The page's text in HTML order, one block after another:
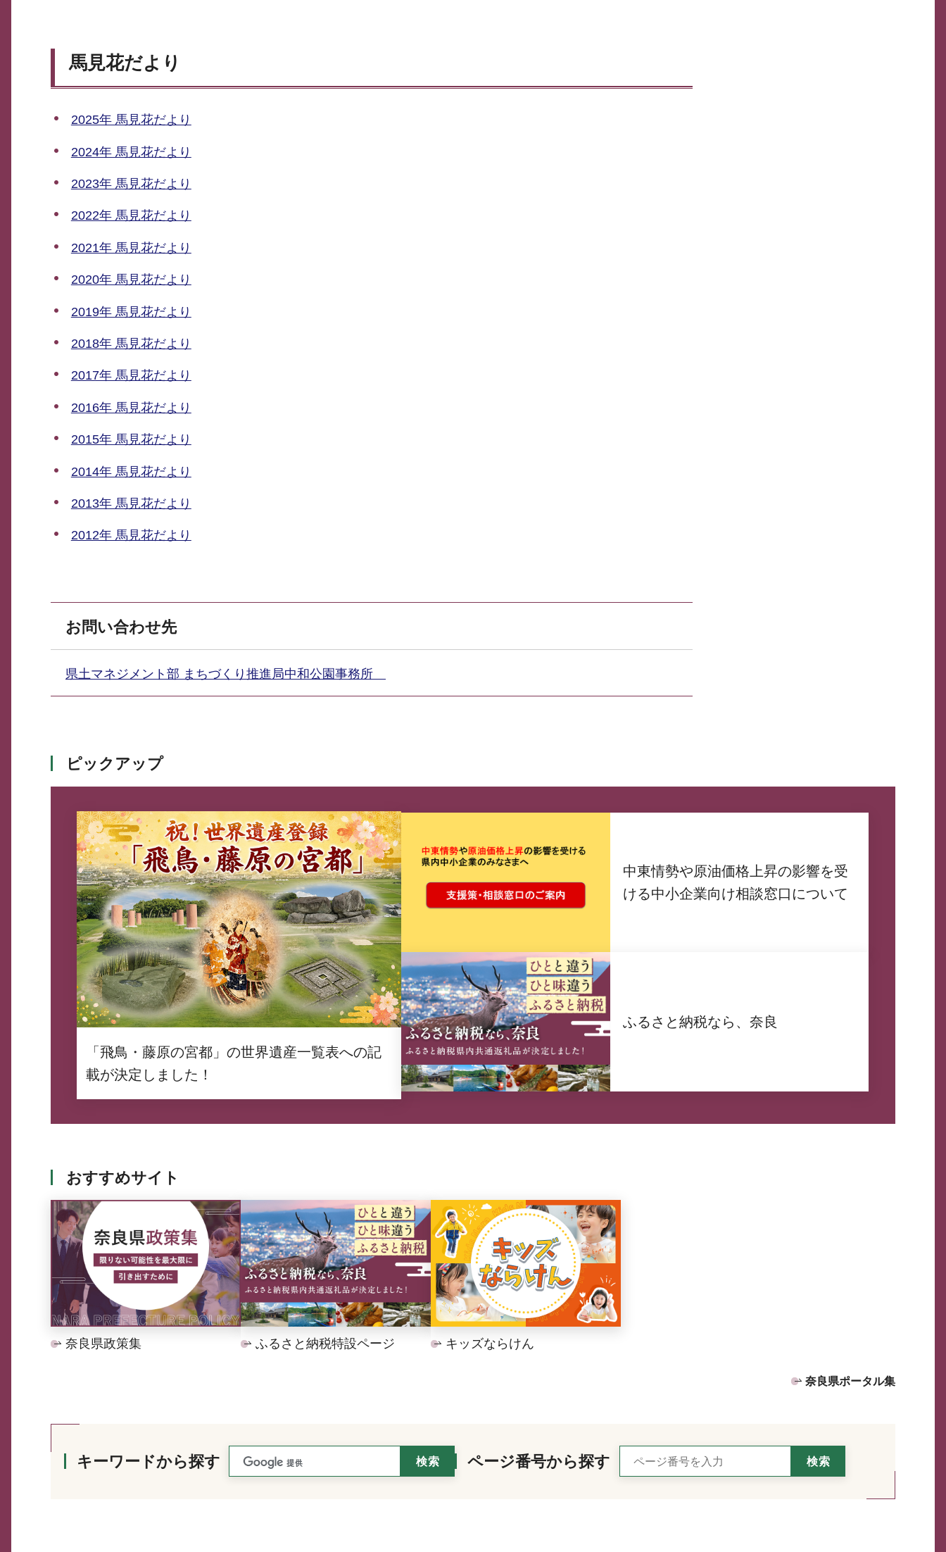
馬見花だより
2025年 馬見花だより
2024年 馬見花だより
2023年 馬見花だより
2022年 馬見花だより
2021年 馬見花だより
2020年 馬見花だより
2019年 馬見花だより
2018年 馬見花だより
2017年 馬見花だより
2016年 馬見花だより
2015年 馬見花だより
2014年 馬見花だより
2013年 馬見花だより
2012年 馬見花だより
お問い合わせ先
県土マネジメント部 まちづくり推進局中和公園事務所
ピックアップ
「飛鳥・藤原の宮都」の世界遺産一覧表への記
載が決定しました！
中東情勢や原油価格上昇の影響を受
ける中小企業向け相談窓口について
ふるさと納税なら、奈良
おすすめサイト
奈良県政策集 ふるさと納税特設ページ キッズならけん
奈良県ポータル集
キーワードから探す ページ番号から探す